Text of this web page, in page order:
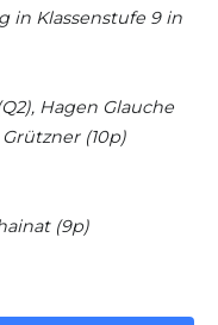
in Klassenstufe 9 in
Hagen Glauche
(10p)
(9p)